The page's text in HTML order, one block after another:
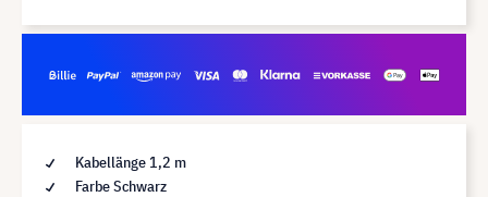
Kabellänge 1,2 m
Farbe Schwarz